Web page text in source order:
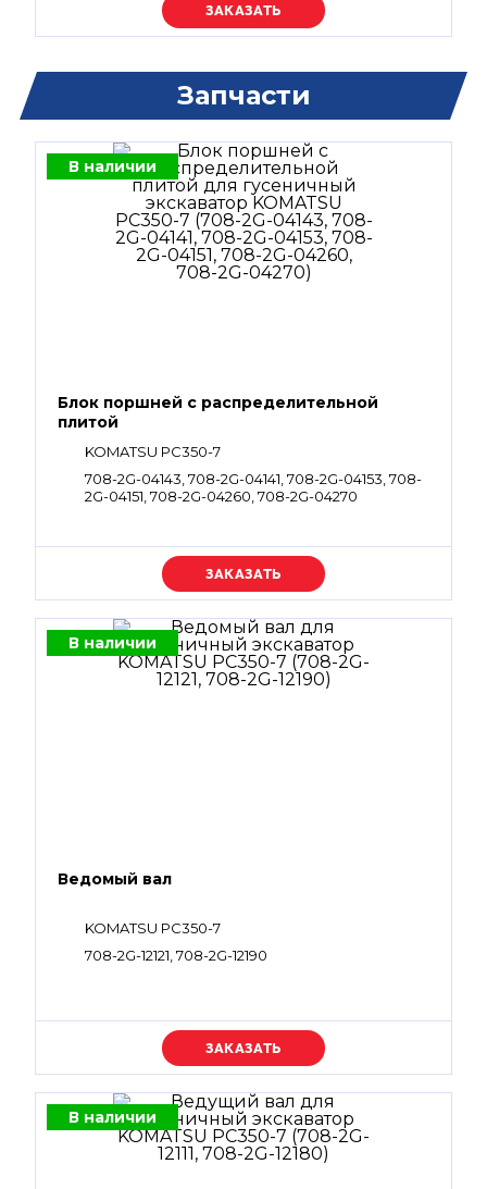
Уточняйте цену
Запчасти
В наличии
Блок поршней c распределительной
плитой
KOMATSU PC350-7
708-2G-04143, 708-2G-04141, 708-2G-04153, 708-
2G-04151, 708-2G-04260, 708-2G-04270
Уточняйте цену
В наличии
Ведомый вал
KOMATSU PC350-7
708-2G-12121, 708-2G-12190
Уточняйте цену
В наличии